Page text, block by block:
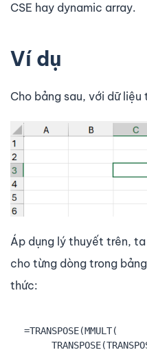
CSE hay dynamic array.
Ví dụ
Cho bảng sau, với dữ
Áp dụng lý thuyết trên,
cho từng dòng trong
thức:
=TRANSPOSE(MMULT(